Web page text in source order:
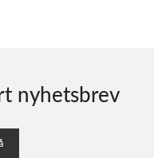
nyhetsbrev